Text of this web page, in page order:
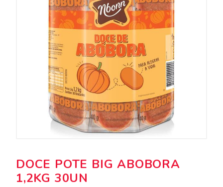
DOCE POTE BIG ABOBORA
1,2KG 30UN